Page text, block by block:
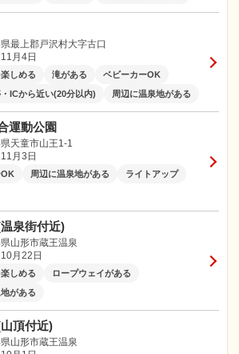
最上郡戸沢村大字古口
11月4日
しめる 滝がある
ベビーカーOK
ICから近い(20分以内)
周辺に温泉地がある
運動公園
天童市山王1-1
11月3日
OK 周辺に温泉地がある
ライトアップ
泉街付近)
山形市蔵王温泉
10月22日
しめる
ロープウェイがある
がある
頂付近)
山形市蔵王温泉